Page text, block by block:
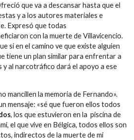
que va a descansar hasta que el
y a los autores materiales e
Expresó que todas
con la muerte de Villavicencio.
si en el camino ve que existe alguien
tiene un plan similar para enfrentar a
y al narcotráfico dará el apoyo a ese
mancillen la memoria de Fernando».
mensaje: «sé que fueron ellos todos
, los que estuvieron en la piscina de
el que vive en Bélgica, todos ellos son
indirectos de la muerte de mi